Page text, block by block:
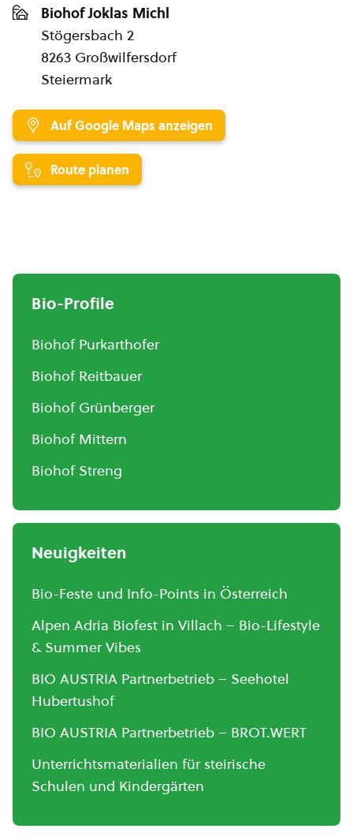
Biohof Joklas Michl
Stögersbach 2
8263 Großwilfersdorf
Steiermark
Auf Google Maps anzeigen
Route planen
Bio-Profile
Biohof Purkarthofer
Biohof Reitbauer
Biohof Grünberger
Biohof Mittern
Biohof Streng
Neuigkeiten
Bio-Feste und Info-Points in Österreich
Alpen Adria Biofest in Villach – Bio-Lifestyle
& Summer Vibes
BIO AUSTRIA Partnerbetrieb – Seehotel
Hubertushof
BIO AUSTRIA Partnerbetrieb – BROT.WERT
Unterrichtsmaterialien für steirische
Schulen und Kindergärten